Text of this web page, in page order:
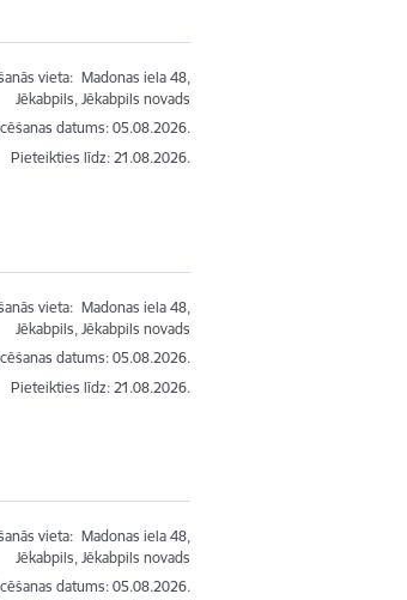
vieta: Madonas iela 48,
Jēkabpils, Jēkabpils novads
datums: 05.08.2026.
Pieteikties līdz:21.08.2026.
vieta: Madonas iela 48,
Jēkabpils, Jēkabpils novads
datums: 05.08.2026.
Pieteikties līdz:21.08.2026.
vieta: Madonas iela 48,
Jēkabpils, Jēkabpils novads
datums: 05.08.2026.